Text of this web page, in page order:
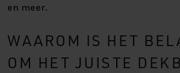
en meer.
WAAROM IS HET
OM HET JUISTE